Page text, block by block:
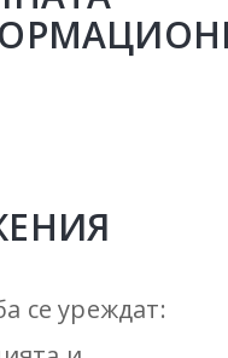
се уреждат: